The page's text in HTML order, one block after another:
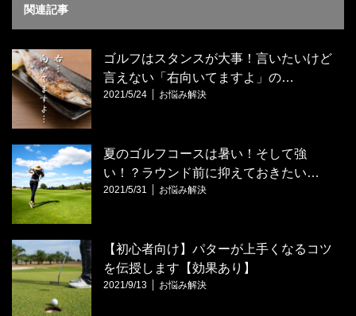
関連記事
ゴルフはスタンスが大事！言いたいけど
言えない「右向いてますよ」の…
2021/5/24 お悩み解決
夏のゴルフコースは暑い！そして強
い！？ラウンド前に抑えておきたい…
2021/5/31 お悩み解決
【初心者向け】パターが上手くなるコツ
を伝授します【効果あり】
2021/9/13 お悩み解決